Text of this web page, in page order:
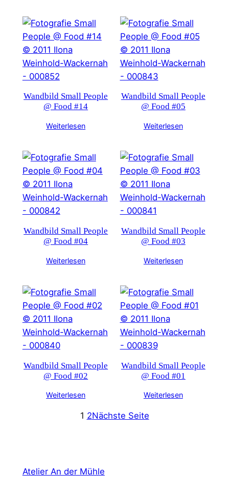
Wandbild Small People
@ Food #14
Weiterlesen
Wandbild Small People
@ Food #05
Weiterlesen
Wandbild Small People
@ Food #04
Weiterlesen
Wandbild Small People
@ Food #03
Weiterlesen
Wandbild Small People
@ Food #02
Weiterlesen
Wandbild Small People
@ Food #01
Weiterlesen
1 2Nächste Seite
Atelier An der Mühle